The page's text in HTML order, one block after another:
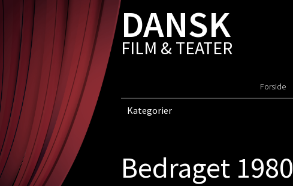
DANSK
FILM & TEATER
Forside
Kategorier
Bedraget 1980